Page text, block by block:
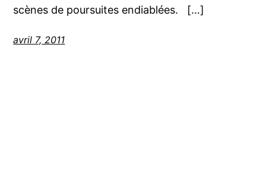
scènes de poursuites endiablées. […]
avril 7, 2011